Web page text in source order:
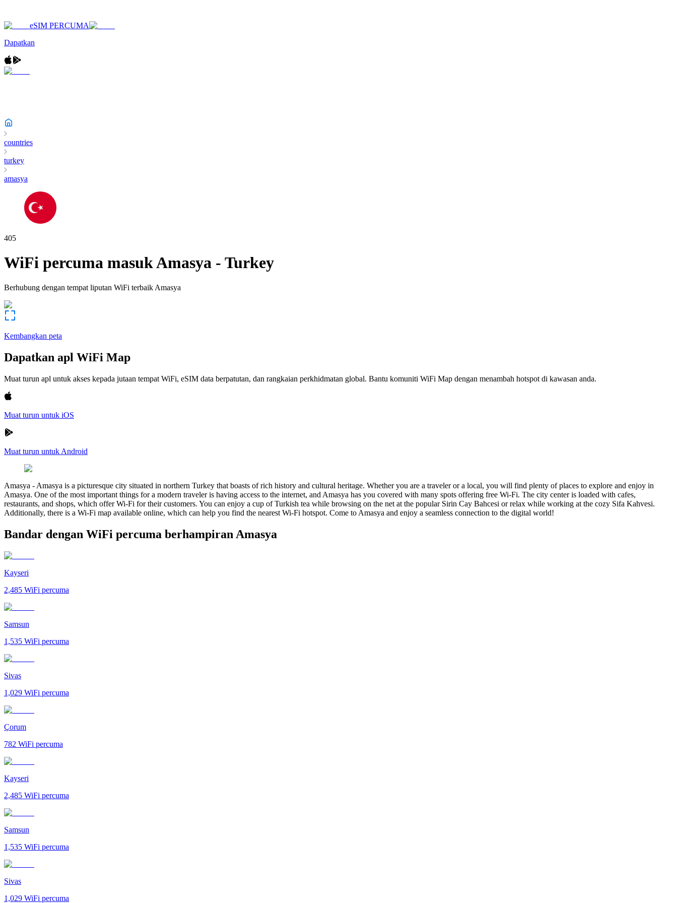
eSIM PERCUMA
Dapatkan
countries
turkey
amasya
405
WiFi percuma masukAmasya - Turkey
Berhubung dengan tempat liputan WiFi terbaik Amasya
Kembangkan peta
Dapatkan apl WiFi Map
Muat turun apl untuk akses kepada jutaan tempat WiFi, eSIM data berpatutan, dan rangkaian perkhidmatan global. Bantu komuniti WiFi Map dengan menambah hotspot di kawasan anda.
Muat turun untuk iOS
Muat turun untuk Android
Amasya - Amasya is a picturesque city situated in northern Turkey that boasts of rich history and cultural heritage. Whether you are a traveler or a local, you will find plenty of places to explore and enjoy in
Amasya. One of the most important things for a modern traveler is having access to the internet, and Amasya has you covered with many spots offering free Wi-Fi. The city center is loaded with cafes,
restaurants, and shops, which offer Wi-Fi for their customers. You can enjoy a cup of Turkish tea while browsing on the net at the popular Sirin Cay Bahcesi or relax while working at the cozy Sifa Kahvesi.
Additionally, there is a Wi-Fi map available online, which can help you find the nearest Wi-Fi hotspot. Come to Amasya and enjoy a seamless connection to the digital world!
Bandar dengan WiFi percuma berhampiran Amasya
Kayseri
2,485 WiFi percuma
Samsun
1,535 WiFi percuma
Sivas
1,029 WiFi percuma
Çorum
782 WiFi percuma
Kayseri
2,485 WiFi percuma
Samsun
1,535 WiFi percuma
Sivas
1,029 WiFi percuma